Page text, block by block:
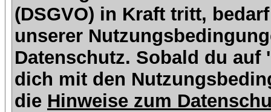
(DSGVO) in Kraft tritt,
unserer
Datenschutz. Sobald du
dich mit den
die Hinweise zum